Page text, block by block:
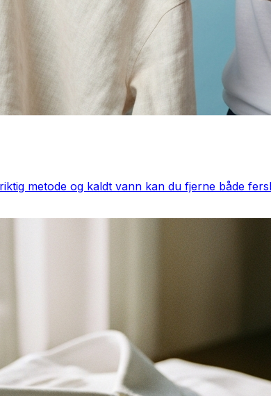
metode og kaldt vann kan du fjerne både